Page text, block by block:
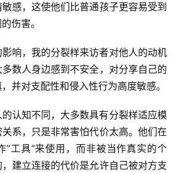
感，这使他们比普通孩子更容易受到
伤害。
响，我的分裂样来访者对他人的动机
数人身边感到不安全，对分享自己的
并对支配性和侵入性行为高度敏感。
认知不同，大多数具有分裂样适应模
系，只是非常害怕代价太高。他们在
”工具”来使用，而非被当作真实的个
建立连接的代价是允许自己被对方支